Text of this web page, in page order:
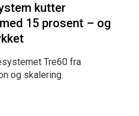
kutter
15 prosent – og
Tre60 fra
og skalering.